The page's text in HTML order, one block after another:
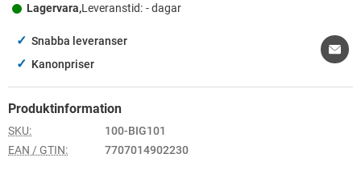
Lagervara,Leveranstid: - dagar
✓ Snabba leveranser
✓ Kanonpriser
Produktinformation
SKU:
100-BIG101
EAN / GTIN:
7707014902230